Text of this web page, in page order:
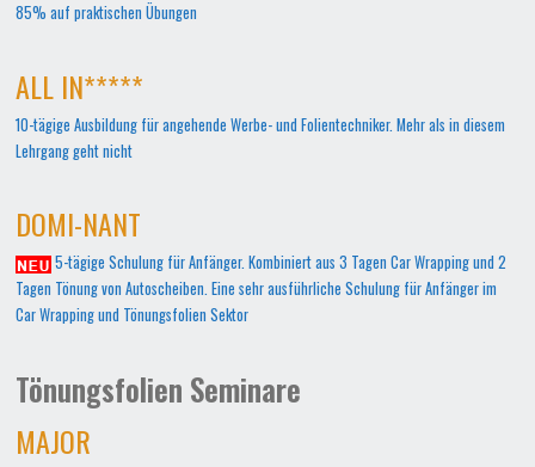
85% auf praktischen Übungen
ALL IN*****
10-tägige Ausbildung für angehende Werbe- und Folientechniker. Mehr als in diesem
Lehrgang geht nicht
DOMI-NANT
5-tägige Schulung für Anfänger. Kombiniert aus 3 Tagen Car Wrapping und 2
Tagen Tönung von Autoscheiben. Eine sehr ausführliche Schulung für Anfänger im
Car Wrapping und Tönungsfolien Sektor
Tönungsfolien Seminare
MAJOR